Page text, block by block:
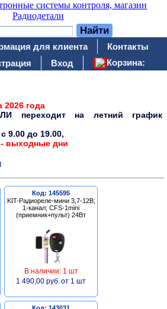
для клиента
Контакты
Вход Корзина:
2026 года
переходит на летний график
9.00 до 19.00,
- выходные дни
Код: 145595
KIT-Радиореле-мини 3,7-12В;
1-канал; CFS-1mini
(приемник+пульт) 24Вт
В наличии: 1 шт
1 490,00 руб. от 1 шт
Код: 143031